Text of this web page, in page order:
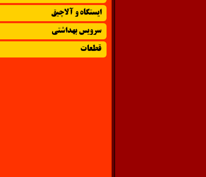
ایستگاه و آلاچیق
سرویس بهداشتی
قطعات